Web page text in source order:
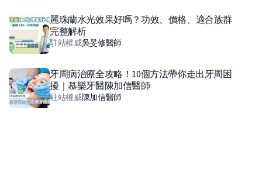
麗珠蘭水光效果好嗎？功效、價格、適合族群
完整解析
駐站權威吳旻修醫師
牙周病治療全攻略！10個方法帶你走出牙周困
擾｜慕樂牙醫陳加信醫師
駐站權威陳加信醫師